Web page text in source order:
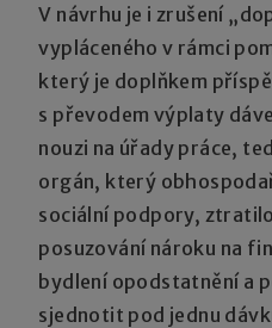
V návrhu je i zrušení
vypláceného v rámci
který je doplňkem
s převodem výplaty
nouzi na úřady práce,
orgán, který
sociální podpory,
posuzování nároku na
bydlení opodstatnění a
sjednotit pod jednu